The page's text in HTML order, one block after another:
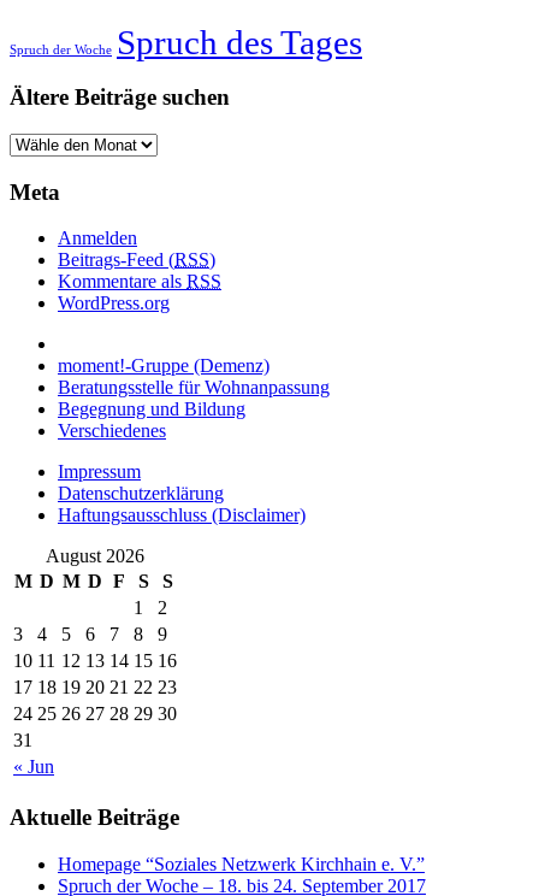
Spruch der Woche Spruch des Tages
Ältere Beiträge suchen
Meta
Anmelden
Beitrags-Feed (RSS)
Kommentare als RSS
WordPress.org
moment!-Gruppe (Demenz)
Beratungsstelle für Wohnanpassung
Begegnung und Bildung
Verschiedenes
Impressum
Datenschutzerklärung
Haftungsausschluss (Disclaimer)
August 2026
M D M D F S S
« Jun
1
2
3
4 5 6 7 8
9
10 11 12 13 14 15 16
17 18 19 20 21 22 23
24 25 26 27 28 29 30
31
Aktuelle Beiträge
Homepage “Soziales Netzwerk Kirchhain e. V.”
Spruch der Woche – 18. bis 24. September 2017